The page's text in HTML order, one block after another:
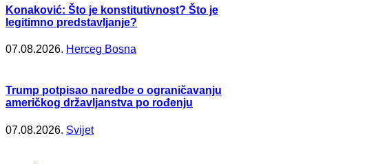
Konaković: Što je konstitutivnost? Što je
legitimno predstavljanje?
07.08.2026. Herceg Bosna
Trump potpisao naredbe o ograničavanju
američkog državljanstva po rođenju
07.08.2026. Svijet